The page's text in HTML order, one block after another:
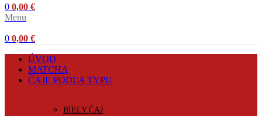
0 0,00 €
Menu
0 0,00 €
ÚVOD
MATCHA
ČAJE PODĽA TYPU
BIELY ČAJ